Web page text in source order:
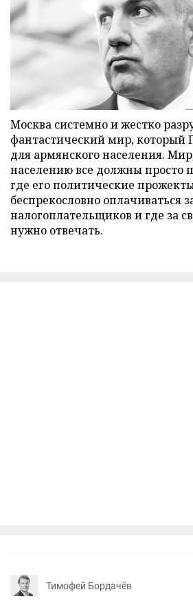
Москва системно и жестко
фантастический мир, который
для армянского населения.
населению все должны просто
где его политические
беспрекословно оплачиваться
налогоплательщиков и где за
нужно отвечать.
Тимофей Бордачёв